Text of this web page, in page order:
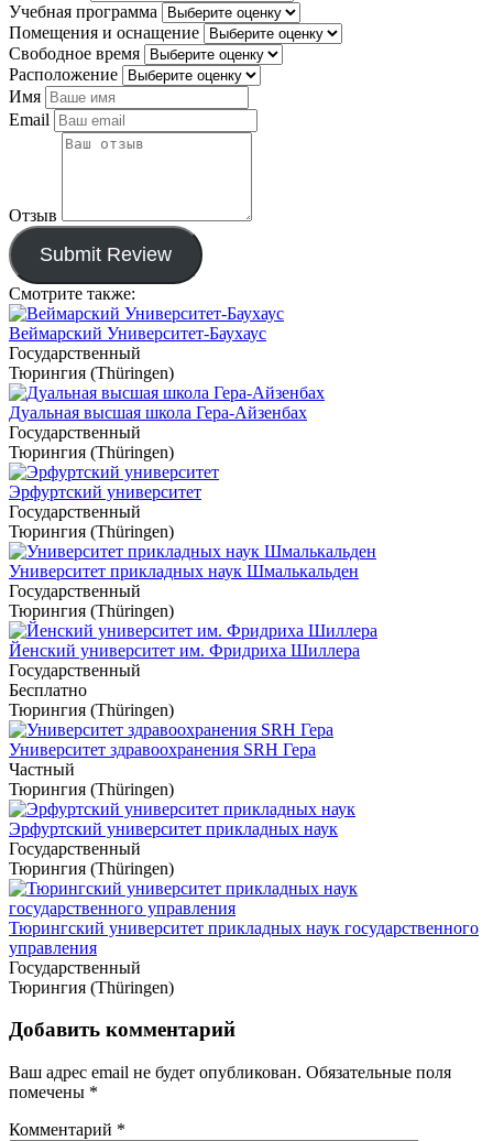
Учебная программа
Помещения и оснащение
Свободное время
Расположение
Имя
Email
Отзыв
Submit Review
Смотрите также:
Веймарский Университет-Баухаус
Государственный
Тюрингия (Thüringen)
Дуальная высшая школа Гера-Айзенбах
Государственный
Тюрингия (Thüringen)
Эрфуртский университет
Государственный
Тюрингия (Thüringen)
Университет прикладных наук Шмалькальден
Государственный
Тюрингия (Thüringen)
Йенский университет им. Фридриха Шиллера
Государственный
Бесплатно
Тюрингия (Thüringen)
Университет здравоохранения SRH Гера
Частный
Тюрингия (Thüringen)
Эрфуртский университет прикладных наук
Государственный
Тюрингия (Thüringen)
Тюрингский университет прикладных наук государственного
управления
Государственный
Тюрингия (Thüringen)
Добавить комментарий
Ваш адрес email не будет опубликован. Обязательные поля
помечены *
Комментарий *